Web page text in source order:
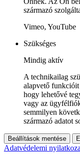
származó
Vimeo, YouTube
Szükséges
Mindig aktív
A technikailag
alapvető
hogy lehetővé
vagy az
semmilyen
származó adatot
Beállítások mentése
Adatvédelemi